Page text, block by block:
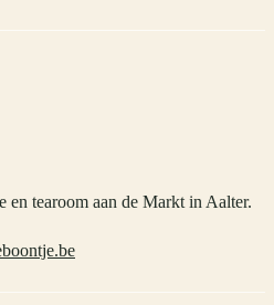
en tearoom aan de Markt in Aalter.